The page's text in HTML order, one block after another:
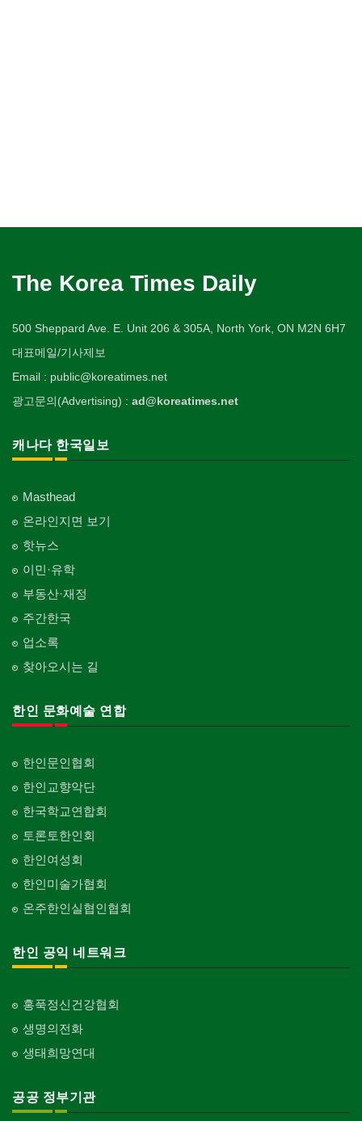
The Korea Times Daily
500 Sheppard Ave. E. Unit 206 & 305A, North York, ON M2N 6H7
대표메일/기사제보
Email : public@koreatimes.net
광고문의(Advertising) : ad@koreatimes.net
캐나다 한국일보
Masthead
온라인지면 보기
핫뉴스
이민·유학
부동산·재정
주간한국
업소록
찾아오시는 길
한인 문화예술 연합
한인문인협회
한인교향악단
한국학교연합회
토론토한인회
한인여성회
한인미술가협회
온주한인실협인협회
한인 공익 네트워크
홍푹정신건강협회
생명의전화
생태희망연대
공공 정부기관